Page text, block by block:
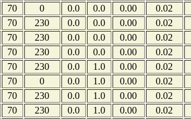
70 0 0.0 0.0 0.00 0.02
70 230 0.0 0.0 0.00 0.02
70 230 0.0 0.0 0.00 0.02
70 230 0.0 0.0 0.00 0.02
70 230 0.0 1.0 0.00 0.02
70 0 0.0 1.0 0.00 0.02
70 230 0.0 1.0 0.00 0.02
70 230 0.0 1.0 0.00 0.02